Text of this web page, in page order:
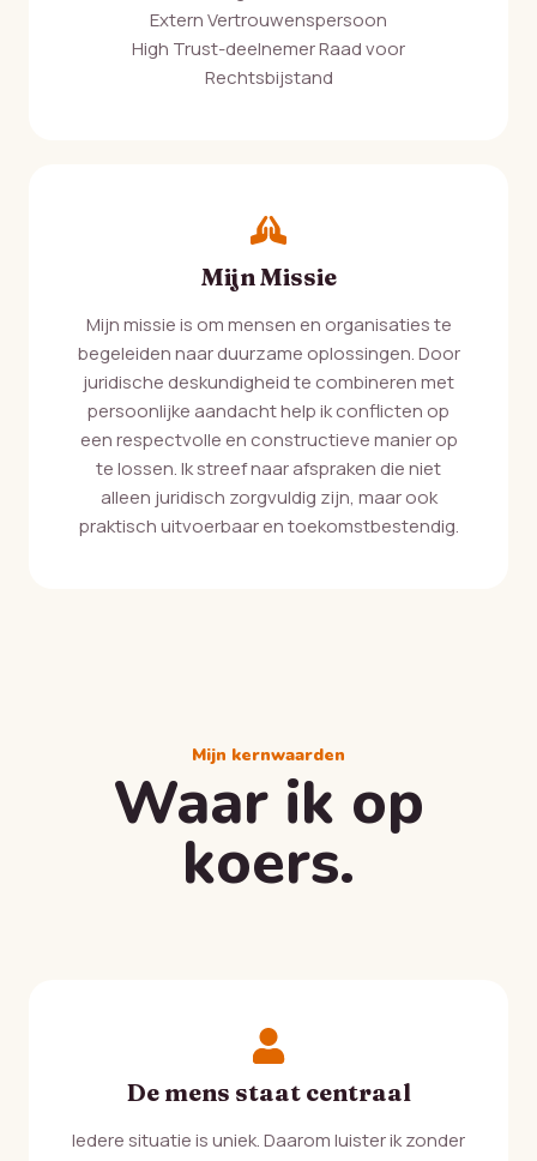
Extern Vertrouwenspersoon
High Trust-deelnemer Raad voor
Rechtsbijstand
Mijn Missie
Mijn missie is om mensen en organisaties te
begeleiden naar duurzame oplossingen. Door
juridische deskundigheid te combineren met
persoonlijke aandacht help ik conflicten op
een respectvolle en constructieve manier op
te lossen. Ik streef naar afspraken die niet
alleen juridisch zorgvuldig zijn, maar ook
praktisch uitvoerbaar en toekomstbestendig.
Mijn kernwaarden
Waar ik op
koers.
De mens staat centraal
Iedere situatie is uniek. Daarom luister ik zonder